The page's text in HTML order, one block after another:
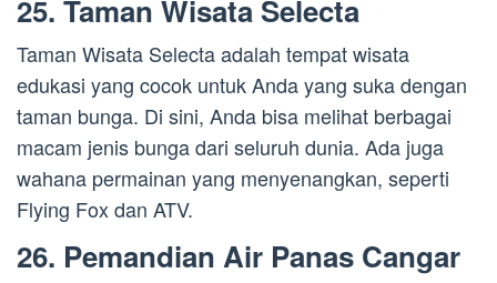
25. Taman Wisata Selecta
Taman Wisata Selecta adalah tempat wisata
edukasi yang cocok untuk Anda yang suka dengan
taman bunga. Di sini, Anda bisa melihat berbagai
macam jenis bunga dari seluruh dunia. Ada juga
wahana permainan yang menyenangkan, seperti
Flying Fox dan ATV.
26. Pemandian Air Panas Cangar